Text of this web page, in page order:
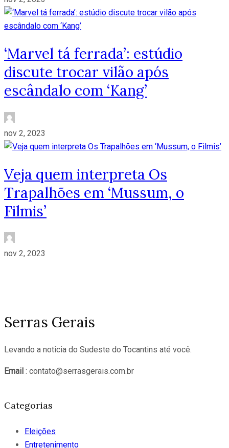
‘Marvel tá ferrada’: estúdio
discute trocar vilão após
escândalo com ‘Kang’
nov 2, 2023
Veja quem interpreta Os
Trapalhões em ‘Mussum, o
Filmis’
nov 2, 2023
Serras Gerais
Levando a noticia do Sudeste do Tocantins até você.
Email : contato@serrasgerais.com.br
Categorias
Eleições
Entretenimento